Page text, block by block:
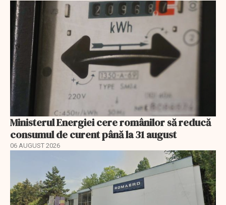
Ministerul Energiei cere românilor să reducă
consumul de curent până la 31 august
06 AUGUST 2026